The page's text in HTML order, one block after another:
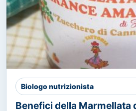
Biologo nutrizionista
Benefici della Marmellata